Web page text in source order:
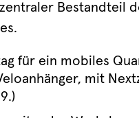
Bestandteil
für ein mobiles
mit